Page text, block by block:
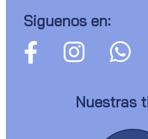
Siguenos en:
Nuestras